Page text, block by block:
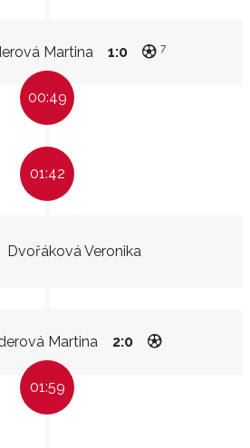
Martina 1:0 7
00:49
01:42
Dvořáková Veronika
Martina 2:0
01:59